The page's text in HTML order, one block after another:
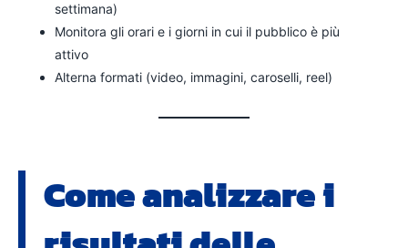
settimana)
Monitora gli orari e i giorni in cui il pubblico è più
attivo
Alterna formati (video, immagini, caroselli, reel)
Come analizzare i